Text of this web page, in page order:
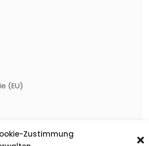
Zustimmung
(EU)